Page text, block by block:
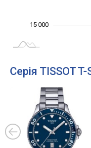
15 000
Серія TISSOT